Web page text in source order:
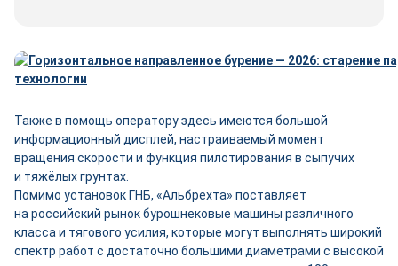
Также в помощь оператору здесь имеются большой
информационный дисплей, настраиваемый момент
вращения скорости и функция пилотирования в сыпучих
и тяжёлых грунтах.
Помимо установок ГНБ, «Альбрехта» поставляет
на российский рынок бурошнековые машины различного
класса и тягового усилия, которые могут выполнять широкий
спектр работ с достаточно большими диаметрами с высокой